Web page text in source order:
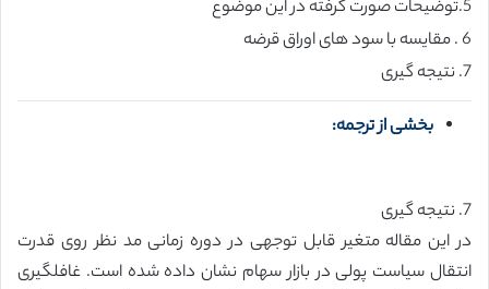
5.توضیحات صورت گرفته در این موضوع
6 . مقایسه با سود های اوراق قرضه
7. نتیجه گیری
بخشی از ترجمه:
7. نتیجه گیری
در این مقاله متغیر قابل توجهی در دوره زمانی مد نظر روی قدرت
انتقال سیاست پولی در بازار سهام نشان داده شده است. غافلگیری